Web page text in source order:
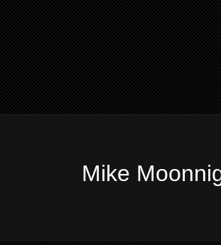
Mike